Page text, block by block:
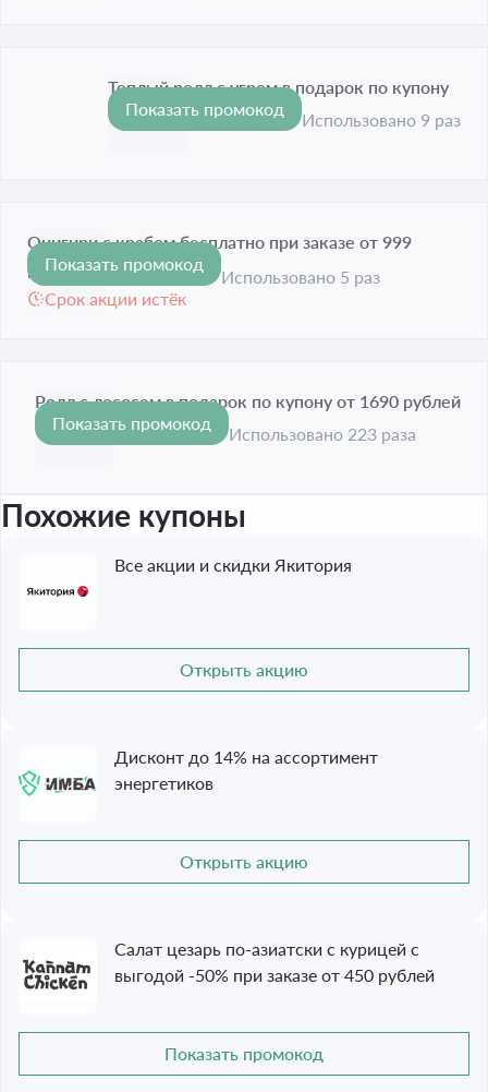
Теплый ролл с угрем в подарок по купону
Срок акции истёк
Показать промокод
Использовано 9 раз
Онигири с крабом бесплатно при заказе от 999
рублей
Срок акции истёк
Показать промокод
Использовано 5 раз
Ролл с лососем в подарок по купону от 1690 рублей
Срок акции истёк
Показать промокод
Использовано 223 раза
Похожие купоны
Все акции и скидки Якитория
Открыть акцию
Дисконт до 14% на ассортимент
энергетиков
Открыть акцию
Салат цезарь по-азиатски с курицей с
выгодой -50% при заказе от 450 рублей
Показать промокод